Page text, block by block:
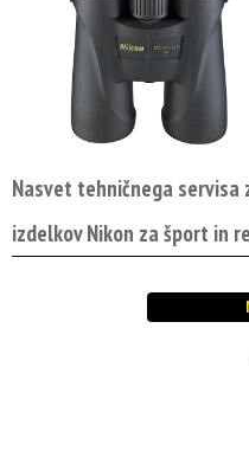
Nasvet tehničnega servisa
izdelkov Nikon za šport in